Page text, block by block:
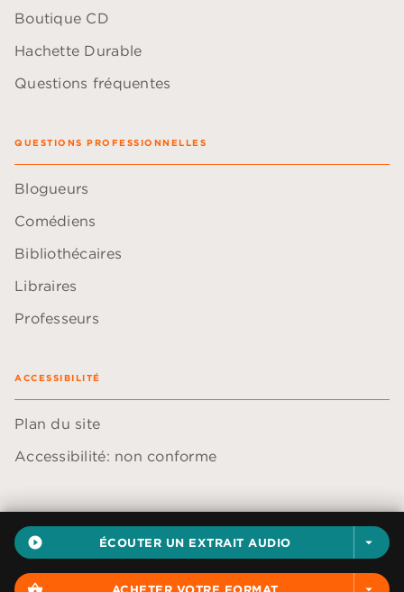
play_circle_filled ÉCOUTER UN EXTRAIT AUDIO arrow_drop_down
Boutique CD
Hachette Durable
Questions fréquentes
QUESTIONS PROFESSIONNELLES
Blogueurs
Comédiens
Bibliothécaires
Libraires
Professeurs
ACCESSIBILITÉ
Plan du site
Accessibilité: non conforme
Données personnelles
Paramétrer vos cookies